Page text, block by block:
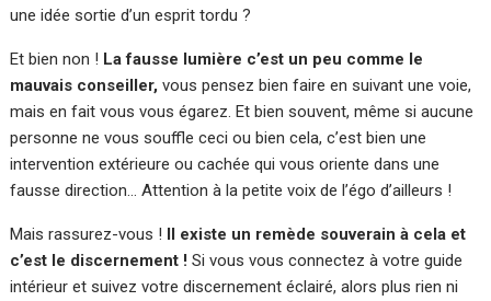
une idée sortie d’un esprit tordu ?
Et bien non ! La fausse lumière c’est un peu comme le
mauvais conseiller, vous pensez bien faire en suivant une voie,
mais en fait vous vous égarez. Et bien souvent, même si aucune
personne ne vous souffle ceci ou bien cela, c’est bien une
intervention extérieure ou cachée qui vous oriente dans une
fausse direction… Attention à la petite voix de l’égo d’ailleurs !
Mais rassurez-vous ! Il existe un remède souverain à cela et
c’est le discernement ! Si vous vous connectez à votre guide
intérieur et suivez votre discernement éclairé, alors plus rien ni